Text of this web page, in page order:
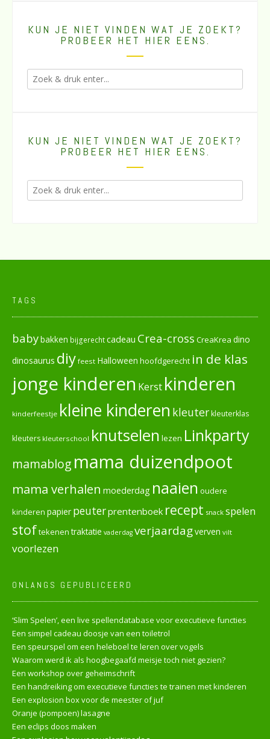
KUN JE NIET VINDEN WAT JE ZOEKT?
PROBEER HET HIER EENS.
KUN JE NIET VINDEN WAT JE ZOEKT?
PROBEER HET HIER EENS.
TAGS
babybakken bijgerechtcadeau Crea-cross CreaKrea dino
dinosaurus diy feest Halloween hoofdgerecht in de klas
jonge kinderen Kerst kinderen
kinderfeestje kleine kinderen kleuterkleuterklas
kleuters kleuterschool knutselen lezen Linkparty
mamablog mama duizendpoot
mama verhalen moederdag naaien oudere
kinderen papier peuterprentenboek recept snack spelen
stoftekenen traktatie vaderdag verjaardagverven vilt
voorlezen
ONLANGS GEPUBLICEERD
‘Slim Spelen’, een live spellendatabase voor executieve functies
Een simpel cadeau doosje van een toiletrol
Een speurspel om een heleboel te leren over vogels
Waarom werd ik als hoogbegaafd meisje toch niet gezien?
Een workshop over geheimschrift
Een handreiking om executieve functies te trainen met kinderen
Een explosion box voor de meester of juf
Oranje (pompoen) lasagne
Een eclips doos maken